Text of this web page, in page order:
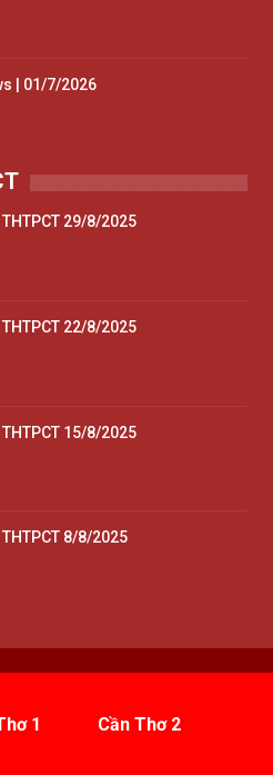
| 01/7/2026
29/8/2025
22/8/2025
15/8/2025
8/8/2025
1 Cần Thơ 2